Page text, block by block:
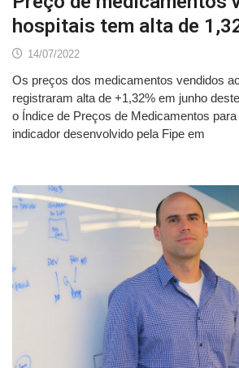
hospitais tem alta de
14/07/2022
Os preços dos medicamentos vendidos
registraram alta de +1,32% em junho
o Índice de Preços de Medicamentos
indicador desenvolvido pela Fipe em